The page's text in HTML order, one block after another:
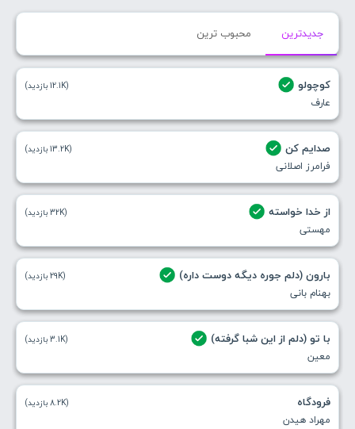
جدیدترین محبوب ترین
کوچولو
عارف
(12.1K بازدید)
صدایم کن
فرامرز اصلانی
(13.2K بازدید)
از خدا خواسته
مهستی
(32K بازدید)
بارون (دلم جوره دیگه دوست داره)
بهنام بانی
(29K بازدید)
با تو (دلم از این شبا گرفته)
معین
(3.1K بازدید)
فرودگاه
مهراد هیدن
(8.2K بازدید)